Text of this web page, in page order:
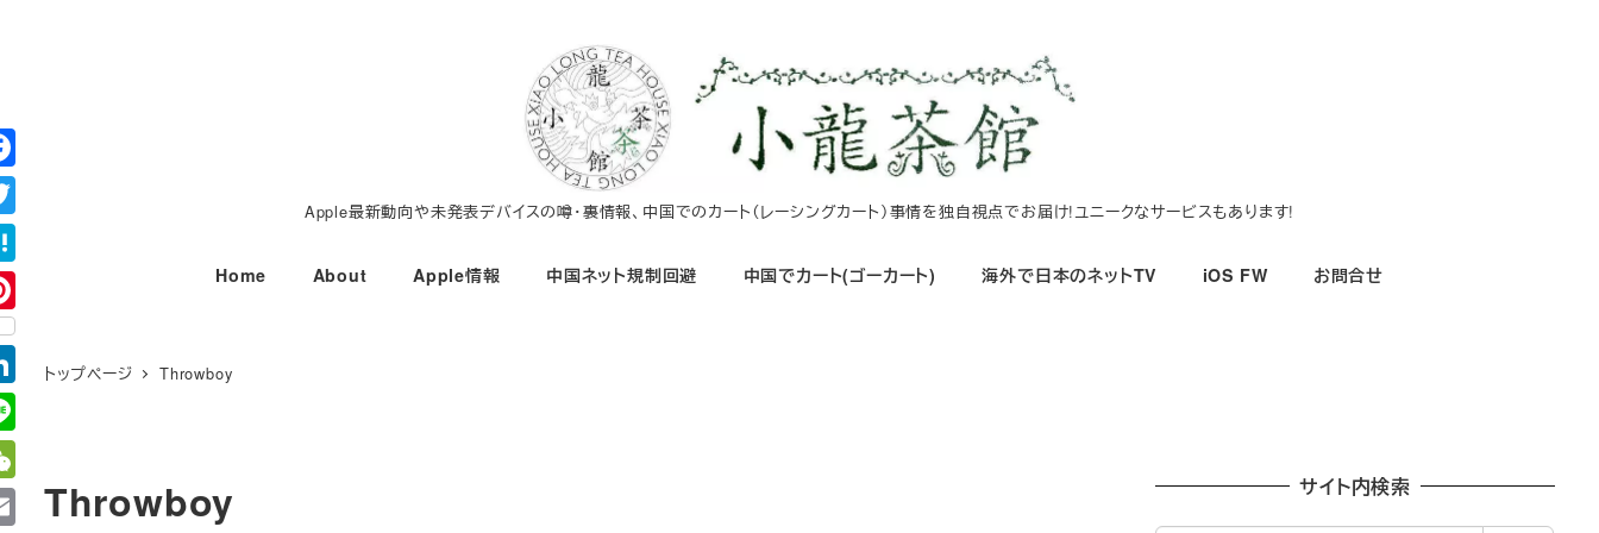
コ
ン
テ
ン
ツ
へ
移
動
Apple最新動向や未発表デバイスの噂・裏情報、中国でのカート（レーシングカート）事情を独自視点でお届け!ユニークなサービスもあります!
Home About Apple情報 中国ネット規制回避 中国でカート(ゴーカート) 海外で日本のネットTV iOS FW お問合せ
トップページ Throwboy
Throwboy サイト内検索